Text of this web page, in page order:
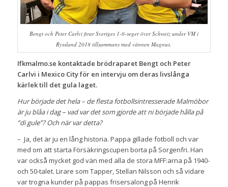
Bengt och Peter Carlvi firar Sveriges 1-0-seger över Schweiz under VM i
Ryssland 2018 tillsammans med vännen Magnus.
Ifkmalmo.se kontaktade brödraparet Bengt och Peter
Carlvi i Mexico City för en intervju om deras livslånga
kärlek till det gula laget.
Hur började det hela – de flesta fotbollsintresserade Malmöbor
är ju blåa i dag – vad var det som gjorde att ni började hålla på
”di gule”? Och när var detta?
– Ja, det är ju en lång historia. Pappa gillade fotboll och var
med om att starta Försäkringscupen borta på Sorgenfri. Han
var också mycket god vän med alla de stora MFF:arna på 1940-
och 50-talet. Lirare som Tapper, Stellan Nilsson och så vidare
var trogna kunder på pappas frisersalong på Henrik